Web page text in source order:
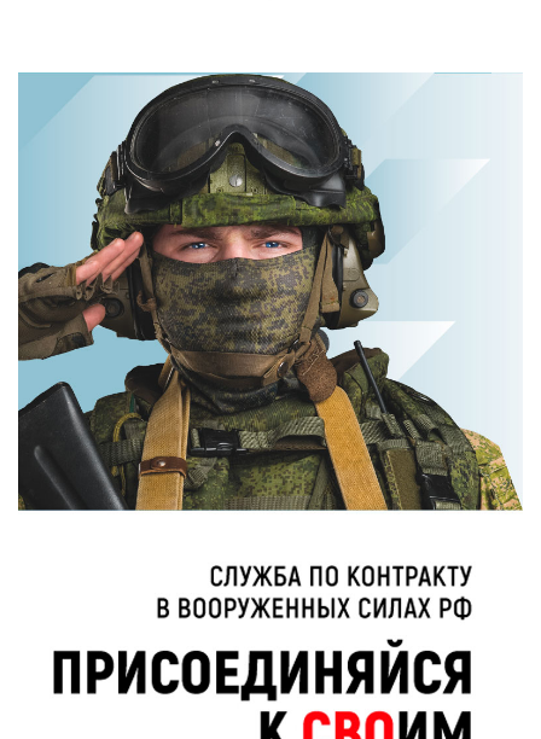
вы будете в шоке
от увиденного
вы будете
смеяться долго